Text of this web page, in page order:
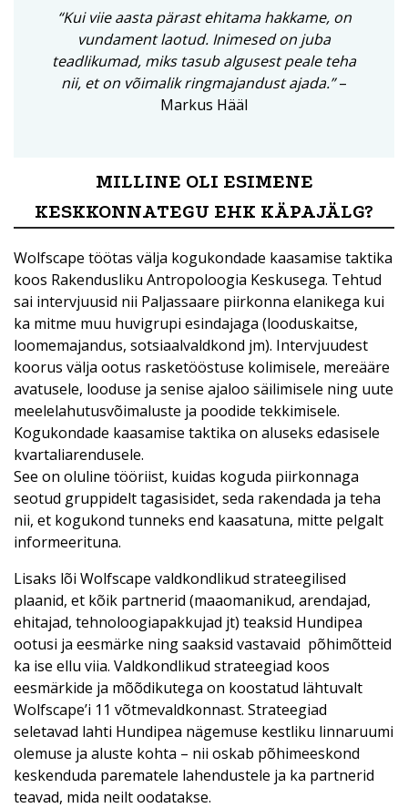
“Kui viie aasta pärast ehitama hakkame, on
vundament laotud. Inimesed on juba
teadlikumad, miks tasub algusest peale teha
nii, et on võimalik ringmajandust ajada.”–
Markus Hääl
MILLINE OLI ESIMENE
KESKKONNATEGU EHK KÄPAJÄLG?
Wolfscape töötas välja kogukondade kaasamise taktika
koos Rakendusliku Antropoloogia Keskusega. Tehtud
sai intervjuusid nii Paljassaare piirkonna elanikega kui
ka mitme muu huvigrupi esindajaga (looduskaitse,
loomemajandus, sotsiaalvaldkond jm). Intervjuudest
koorus välja ootus rasketööstuse kolimisele, mereääre
avatusele, looduse ja senise ajaloo säilimisele ning uute
meelelahutusvõimaluste ja poodide tekkimisele.
Kogukondade kaasamise taktika on aluseks edasisele
kvartaliarendusele.
See on oluline tööriist, kuidas koguda piirkonnaga
seotud gruppidelt tagasisidet, seda rakendada ja teha
nii, et kogukond tunneks end kaasatuna, mitte pelgalt
informeerituna.
Lisaks lõi Wolfscape valdkondlikud strateegilised
plaanid, et kõik partnerid (maaomanikud, arendajad,
ehitajad, tehnoloogiapakkujad jt) teaksid Hundipea
ootusi ja eesmärke ning saaksid vastavaid põhimõtteid
ka ise ellu viia. Valdkondlikud strateegiad koos
eesmärkide ja mõõdikutega on koostatud lähtuvalt
Wolfscape’i 11 võtmevaldkonnast. Strateegiad
seletavad lahti Hundipea nägemuse kestliku linnaruumi
olemuse ja aluste kohta – nii oskab põhimeeskond
keskenduda parematele lahendustele ja ka partnerid
teavad, mida neilt oodatakse.